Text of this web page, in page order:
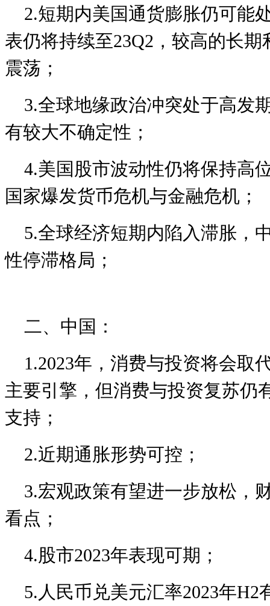
2.短期内美国通货膨胀仍可能
表仍将持续至23Q2，较高的长
震荡；
3.全球地缘政治冲突处于高发
有较大不确定性；
4.美国股市波动性仍将保持高
国家爆发货币危机与金融危机；
5.全球经济短期内陷入滞胀，
性停滞格局；
二、中国：
1.2023年，消费与投资将会取
主要引擎，但消费与投资复苏仍
支持；
2.近期通胀形势可控；
3.宏观政策有望进一步放松，
看点；
4.股市2023年表现可期；
5.人民币兑美元汇率2023年H2